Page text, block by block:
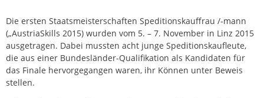
Die ersten Staatsmeisterschaften Speditionskauffrau /-mann
(„AustriaSkills 2015) wurden vom 5. – 7. November in Linz 2015
ausgetragen. Dabei mussten acht junge Speditionskaufleute,
die aus einer Bundesländer-Qualifikation als Kandidaten für
das Finale hervorgegangen waren, ihr Können unter Beweis
stellen.